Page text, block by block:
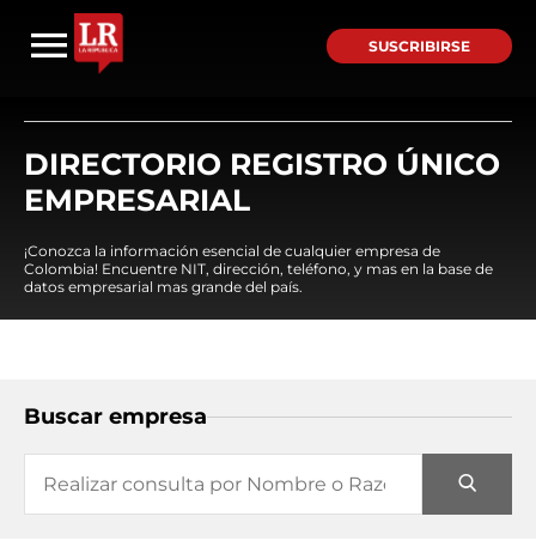
SUSCRIBIRSE
DIRECTORIO REGISTRO ÚNICO
EMPRESARIAL
¡Conozca la información esencial de cualquier empresa de
Colombia! Encuentre NIT, dirección, teléfono, y mas en la base de
datos empresarial mas grande del país.
Buscar empresa